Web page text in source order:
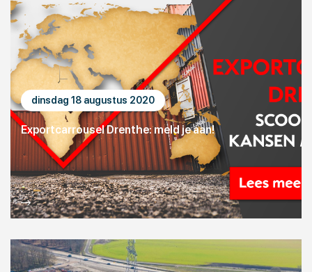
dinsdag 18 augustus 2020
Exportcarrousel Drenthe: meld je aan!